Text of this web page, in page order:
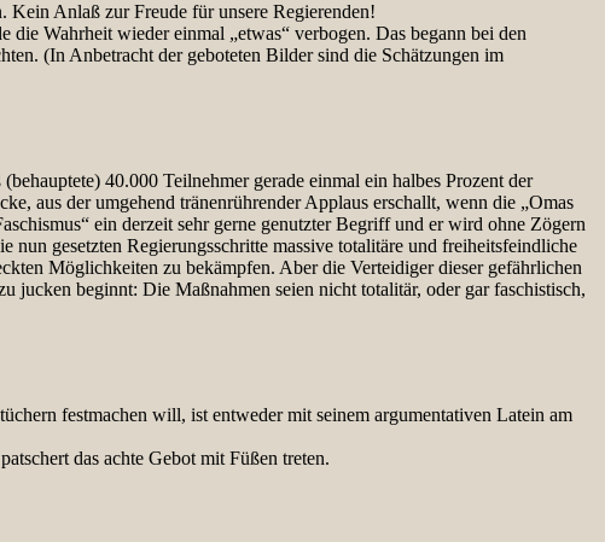
Kein Anlaß zur Freude für unsere Regierenden!
Wahrheit wieder einmal „etwas“ verbogen. Das begann bei den
(In Anbetracht der geboteten Bilder sind die Schätzungen im
40.000 Teilnehmer gerade einmal ein halbes Prozent der
aus der umgehend tränenrührender Applaus erschallt, wenn die „Omas
ein derzeit sehr gerne genutzter Begriff und er wird ohne Zögern
gesetzten Regierungsschritte massive totalitäre und freiheitsfeindliche
Möglichkeiten zu bekämpfen. Aber die Verteidiger dieser gefährlichen
jucken beginnt: Die Maßnahmen seien nicht totalitär, oder gar faschistisch,
festmachen will, ist entweder mit seinem argumentativen Latein am
das achte Gebot mit Füßen treten.